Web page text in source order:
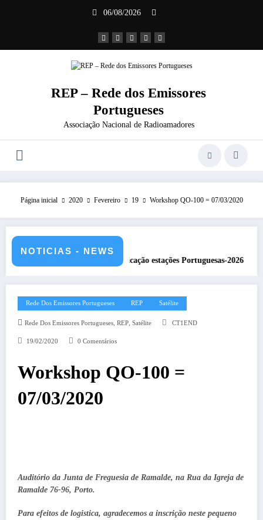
06/08/2026
REP – Rede dos Emissores
Portugueses
Associação Nacional de Radioamadores
Página inicial 2020 Fevereiro 19 Workshop QO-100 = 07/03/2020
NOTICIAS - NEWS
DXCC – Classificação estações Portuguesas-2026
Rede Dos Emissores Portugueses REP Satélite
Rede Dos Emissores Portugueses, REP, Satélite CT1END
19/02/2020 0 Comentários
Workshop QO-100 =
07/03/2020
Auditório da Junta de Freguesia de Ramalde, na Rua da Igreja de
Ramalde 76-96, Porto.
Para efeitos de logistica, agradecemos a inscrição neste pequeno